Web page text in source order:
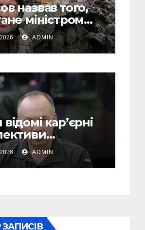
назвав того,
міністром
України, і
чому інакше
бути
ADMIN
кар’єрні
після
з посади
ВСУ
ADMIN